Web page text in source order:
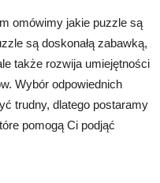
omówimy jakie puzzle są
są doskonałą zabawką,
także rozwija umiejętności
Wybór odpowiednich
trudny, dlatego postaramy
pomogą Ci podjąć